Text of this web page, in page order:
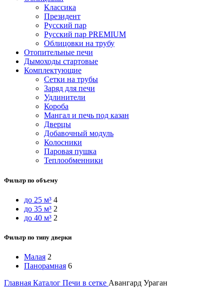
Классика
Президент
Русский пар
Русский пар PREMIUM
Облицовки на трубу
Отопительные печи
Дымоходы стартовые
Комплектующие
Сетки на трубы
Заряд для печи
Удлинители
Короба
Мангал и печь под казан
Дверцы
Добавочный модуль
Колосники
Паровая пушка
Теплообменники
Фильтр по объему
до 25 м³ 4
до 35 м³ 2
до 40 м³ 2
Фильтр по типу дверки
Малая 2
Панорамная 6
Главная Каталог Печи в сетке Авангард Ураган